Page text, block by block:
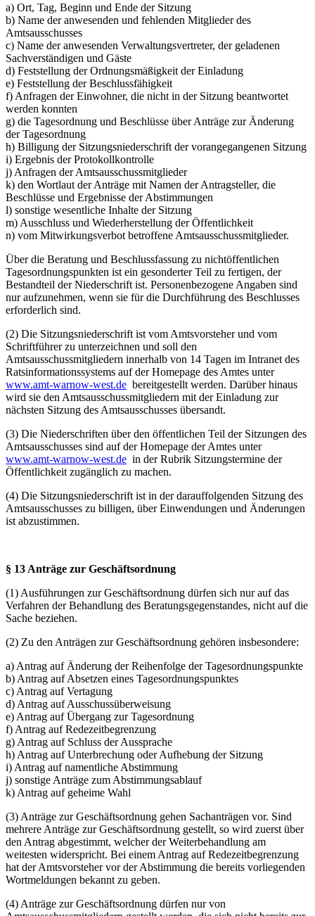
a) Ort, Tag, Beginn und Ende der Sitzung
b) Name der anwesenden und fehlenden Mitglieder des
Amtsausschusses
c) Name der anwesenden Verwaltungsvertreter, der geladenen
Sachverständigen und Gäste
d) Feststellung der Ordnungsmäßigkeit der Einladung
e) Feststellung der Beschlussfähigkeit
f) Anfragen der Einwohner, die nicht in der Sitzung beantwortet
werden konnten
g) die Tagesordnung und Beschlüsse über Anträge zur Änderung
der Tagesordnung
h) Billigung der Sitzungsniederschrift der vorangegangenen Sitzung
i) Ergebnis der Protokollkontrolle
j) Anfragen der Amtsausschussmitglieder
k) den Wortlaut der Anträge mit Namen der Antragsteller, die
Beschlüsse und Ergebnisse der Abstimmungen
l) sonstige wesentliche Inhalte der Sitzung
m) Ausschluss und Wiederherstellung der Öffentlichkeit
n) vom Mitwirkungsverbot betroffene Amtsausschussmitglieder.
Über die Beratung und Beschlussfassung zu nichtöffentlichen
Tagesordnungspunkten ist ein gesonderter Teil zu fertigen, der
Bestandteil der Niederschrift ist. Personenbezogene Angaben sind
nur aufzunehmen, wenn sie für die Durchführung des Beschlusses
erforderlich sind.
(2) Die Sitzungsniederschrift ist vom Amtsvorsteher und vom
Schriftführer zu unterzeichnen und soll den
Amtsausschussmitgliedern innerhalb von 14 Tagen im Intranet des
Ratsinformationssystems auf der Homepage des Amtes unter
www.amt-warnow-west.de bereitgestellt werden. Darüber hinaus
wird sie den Amtsausschussmitgliedern mit der Einladung zur
nächsten Sitzung des Amtsausschusses übersandt.
(3) Die Niederschriften über den öffentlichen Teil der Sitzungen des
Amtsausschusses sind auf der Homepage der Amtes unter
www.amt-warnow-west.de in der Rubrik Sitzungstermine der
Öffentlichkeit zugänglich zu machen.
(4) Die Sitzungsniederschrift ist in der darauffolgenden Sitzung des
Amtsausschusses zu billigen, über Einwendungen und Änderungen
ist abzustimmen.
§ 13 Anträge zur Geschäftsordnung
(1) Ausführungen zur Geschäftsordnung dürfen sich nur auf das
Verfahren der Behandlung des Beratungsgegenstandes, nicht auf die
Sache beziehen.
(2) Zu den Anträgen zur Geschäftsordnung gehören insbesondere:
a) Antrag auf Änderung der Reihenfolge der Tagesordnungspunkte
b) Antrag auf Absetzen eines Tagesordnungspunktes
c) Antrag auf Vertagung
d) Antrag auf Ausschussüberweisung
e) Antrag auf Übergang zur Tagesordnung
f) Antrag auf Redezeitbegrenzung
g) Antrag auf Schluss der Aussprache
h) Antrag auf Unterbrechung oder Aufhebung der Sitzung
i) Antrag auf namentliche Abstimmung
j) sonstige Anträge zum Abstimmungsablauf
k) Antrag auf geheime Wahl
(3) Anträge zur Geschäftsordnung gehen Sachanträgen vor. Sind
mehrere Anträge zur Geschäftsordnung gestellt, so wird zuerst über
den Antrag abgestimmt, welcher der Weiterbehandlung am
weitesten widerspricht. Bei einem Antrag auf Redezeitbegrenzung
hat der Amtsvorsteher vor der Abstimmung die bereits vorliegenden
Wortmeldungen bekannt zu geben.
(4) Anträge zur Geschäftsordnung dürfen nur von